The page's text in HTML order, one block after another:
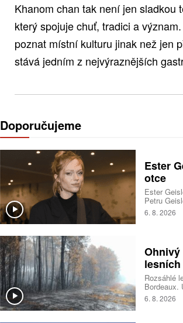
Khanom chan tak není jen
který spojuje chuť, tradici a
poznat místní kulturu jinak než jen
stává jedním z nejvýraznějších
Doporučujeme
Ester
otce
Ester
Petru
sestrou
vřelost i
6. 8. 2026
Rozsáhlé
Bordeaux.
opatření.
6. 8. 2026